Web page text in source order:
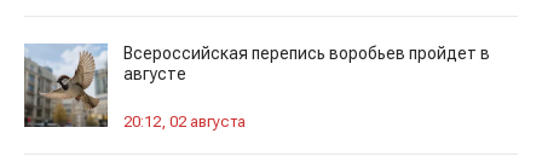
Всероссийская перепись воробьев пройдет в
августе
20:12, 02 августа